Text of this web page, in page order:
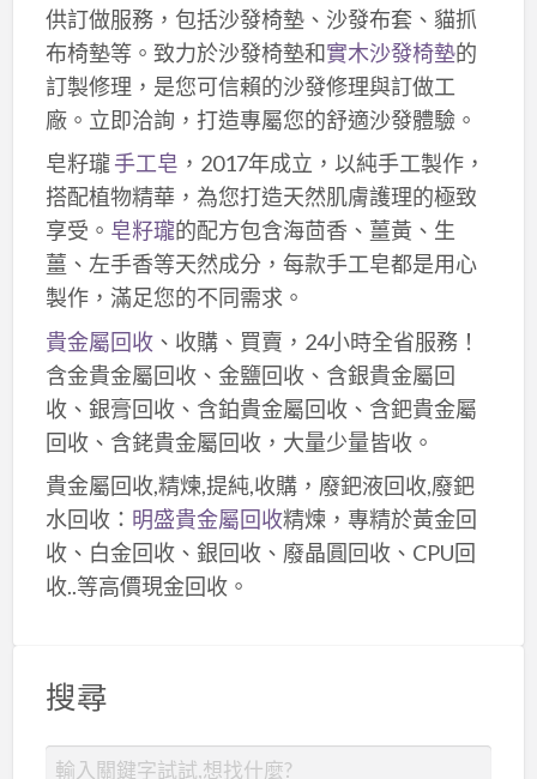
供訂做服務，包括沙發椅墊、沙發布套、貓抓
布椅墊等。致力於沙發椅墊和實木沙發椅墊的
訂製修理，是您可信賴的沙發修理與訂做工
廠。立即洽詢，打造專屬您的舒適沙發體驗。
皂籽瓏手工皂 ，2017年成立，以純手工製作，
搭配植物精華，為您打造天然肌膚護理的極致
享受。 皂籽瓏的配方包含海茴香、薑黃、生
薑、左手香等天然成分，每款手工皂都是用心
製作，滿足您的不同需求。
貴金屬回收、收購、買賣，24小時全省服務！
含金貴金屬回收、金鹽回收、含銀貴金屬回
收、銀膏回收、含鉑貴金屬回收、含鈀貴金屬
回收、含銠貴金屬回收，大量少量皆收。
貴金屬回收,精煉,提純,收購，廢鈀液回收,廢鈀
水回收： 明盛貴金屬回收精煉，專精於黃金回
收、白金回收、銀回收、廢晶圓回收、CPU回
收..等高價現金回收。
搜尋